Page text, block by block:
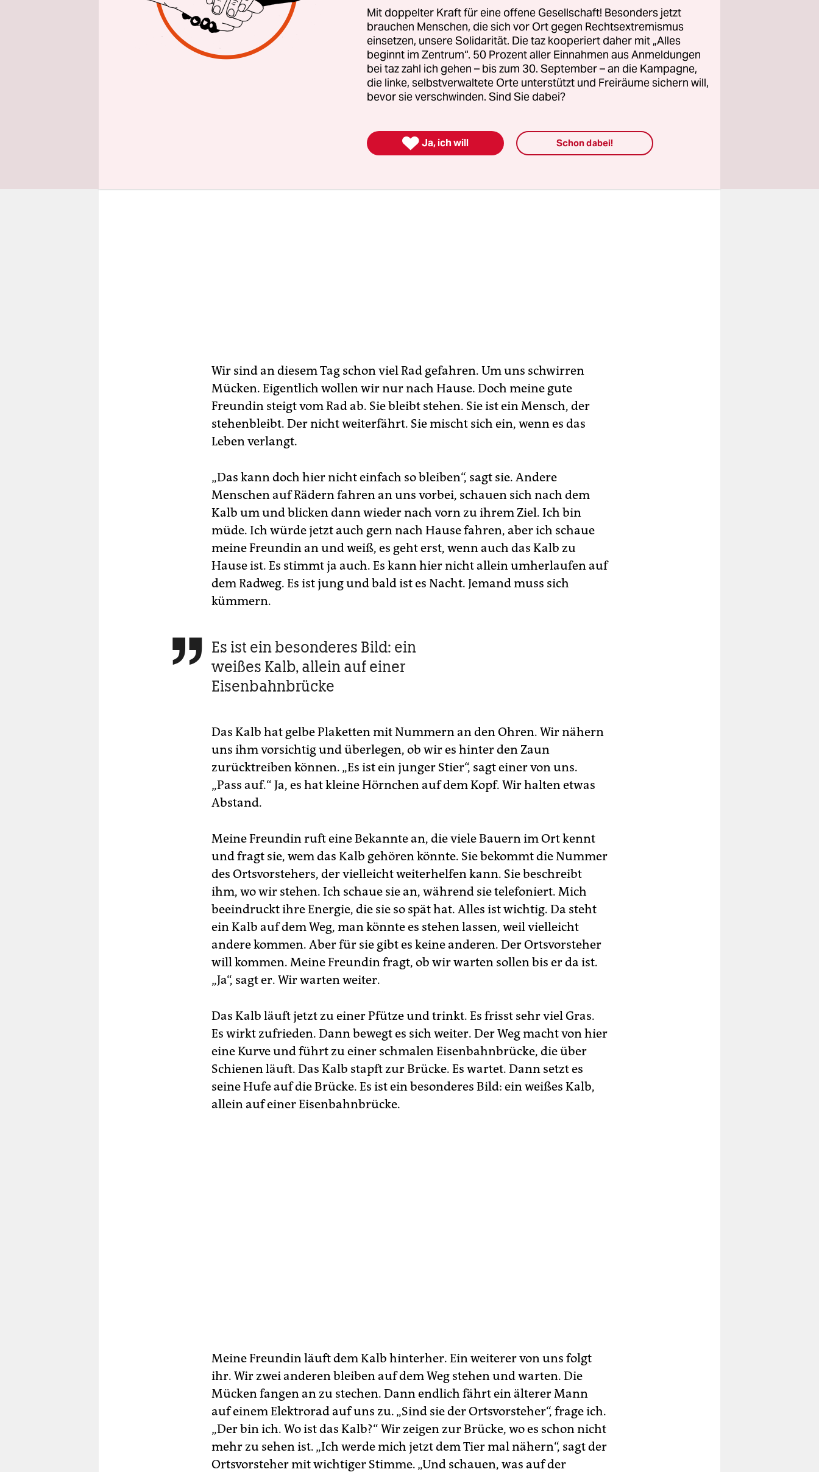
Wir fahren langsamer. Was macht es hier? Ist seine Herde fort? Ist es
vielleicht im hohen Gras eingeschlafen und übersehen worden, als die
anderen Kühe abends in den Stall getrieben worden sind? Das Kalb
sieht nicht unglücklich aus, es rupft jetzt Gras von der anderen Seite
des Zauns. „Das Gras auf der anderen Seite ist immer grüner“, lachen
Wir sind an diesem Tag schon viel Rad gefahren. Um uns schwirren
Mücken. Eigentlich wollen wir nur nach Hause. Doch meine gute
Freundin steigt vom Rad ab. Sie bleibt stehen. Sie ist ein Mensch, der
stehenbleibt. Der nicht weiterfährt. Sie mischt sich ein, wenn es das
Leben verlangt.
„Das kann doch hier nicht einfach so bleiben“, sagt sie. Andere
Menschen auf Rädern fahren an uns vorbei, schauen sich nach dem
Kalb um und blicken dann wieder nach vorn zu ihrem Ziel. Ich bin
müde. Ich würde jetzt auch gern nach Hause fahren, aber ich schaue
meine Freundin an und weiß, es geht erst, wenn auch das Kalb zu
Hause ist. Es stimmt ja auch. Es kann hier nicht allein umherlaufen auf
dem Radweg. Es ist jung und bald ist es Nacht. Jemand muss sich
kümmern.
 Es ist ein besonderes Bild: ein
weißes Kalb, allein auf einer
Eisenbahnbrücke
Das Kalb hat gelbe Plaketten mit Nummern an den Ohren. Wir nähern
uns ihm vorsichtig und überlegen, ob wir es hinter den Zaun
zurücktreiben können. „Es ist ein junger Stier“, sagt einer von uns.
„Pass auf.“ Ja, es hat kleine Hörnchen auf dem Kopf. Wir halten etwas
Abstand.
Meine Freundin ruft eine Bekannte an, die viele Bauern im Ort kennt
und fragt sie, wem das Kalb gehören könnte. Sie bekommt die Nummer
des Ortsvorstehers, der vielleicht weiterhelfen kann. Sie beschreibt
ihm, wo wir stehen. Ich schaue sie an, während sie telefoniert. Mich
beeindruckt ihre Energie, die sie so spät hat. Alles ist wichtig. Da steht
ein Kalb auf dem Weg, man könnte es stehen lassen, weil vielleicht
andere kommen. Aber für sie gibt es keine anderen. Der Ortsvorsteher
will kommen. Meine Freundin fragt, ob wir warten sollen bis er da ist.
„Ja“, sagt er. Wir warten weiter.
Das Kalb läuft jetzt zu einer Pfütze und trinkt. Es frisst sehr viel Gras.
Es wirkt zufrieden. Dann bewegt es sich weiter. Der Weg macht von hier
eine Kurve und führt zu einer schmalen Eisenbahnbrücke, die über
Schienen läuft. Das Kalb stapft zur Brücke. Es wartet. Dann setzt es
seine Hufe auf die Brücke. Es ist ein besonderes Bild: ein weißes Kalb,
allein auf einer Eisenbahnbrücke.
Meine Freundin läuft dem Kalb hinterher. Ein weiterer von uns folgt
ihr. Wir zwei anderen bleiben auf dem Weg stehen und warten. Die
Mücken fangen an zu stechen. Dann endlich fährt ein älterer Mann
auf einem Elektrorad auf uns zu. „Sind sie der Ortsvorsteher“, frage ich.
„Der bin ich. Wo ist das Kalb?“ Wir zeigen zur Brücke, wo es schon nicht
mehr zu sehen ist. „Ich werde mich jetzt dem Tier mal nähern“, sagt der
Ortsvorsteher mit wichtiger Stimme. „Und schauen, was auf der
Mit doppelter Kraft für eine offene Gesellschaft! Besonders jetzt
brauchen Menschen, die sich vor Ort gegen Rechtsextremismus
einsetzen, unsere Solidarität. Die taz kooperiert daher mit „Alles
beginnt im Zentrum“. 50 Prozent aller Einnahmen aus Anmeldungen
bei taz zahl ich gehen – bis zum 30. September – an die Kampagne,
die linke, selbstverwaltete Orte unterstützt und Freiräume sichern will,
bevor sie verschwinden. Sind Sie dabei?
 Ja, ich will Schon dabei!